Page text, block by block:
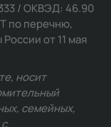
/ ОКВЭД: 46.90
по перечню,
от 11 мая
носит
семейных,